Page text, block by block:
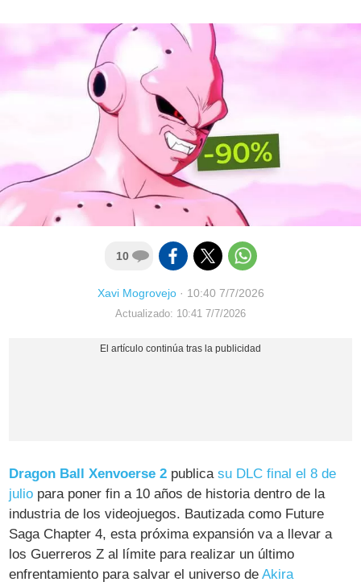
10
Xavi Mogrovejo· 10:40 7/7/2026
Actualizado: 10:41 7/7/2026
Dragon Ball Xenvoerse 2 publicasu DLC final el 8 de
julio para poner fin a 10 años de historia dentro de la
industria de los videojuegos. Bautizada como Future
Saga Chapter 4, esta próxima expansión va a llevar a
los Guerreros Z al límite para realizar un último
enfrentamiento para salvar el universo deAkira